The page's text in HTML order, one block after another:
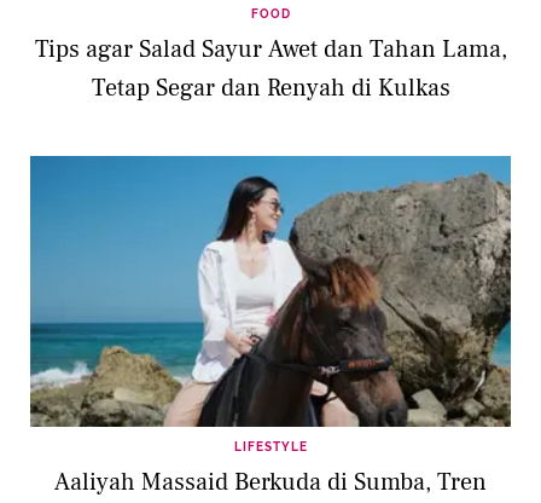
FOOD
Tips agar Salad Sayur Awet dan Tahan Lama,
Tetap Segar dan Renyah di Kulkas
LIFESTYLE
Aaliyah Massaid Berkuda di Sumba, Tren